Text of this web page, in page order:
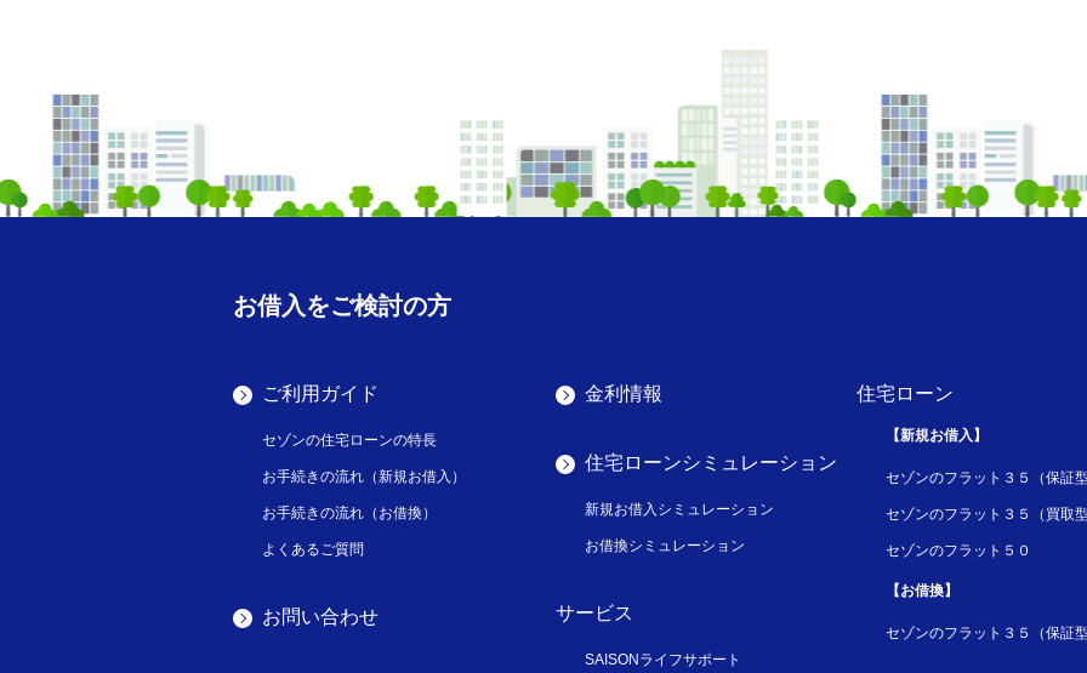
お借入をご検討の方
ご利用ガイド
セゾンの住宅ローンの特長
お手続きの流れ（新規お借入）
お手続きの流れ（お借換）
よくあるご質問
お問い合わせ
金利情報
住宅ローンシミュレーション
新規お借入シミュレーション
お借換シミュレーション
サービス
SAISONライフサポート
住宅ローン
【新規お借入】
セゾンのフラット３５（保証
セゾンのフラット３５（買取
セゾンのフラット５０
【お借換】
セゾンのフラット３５（保証